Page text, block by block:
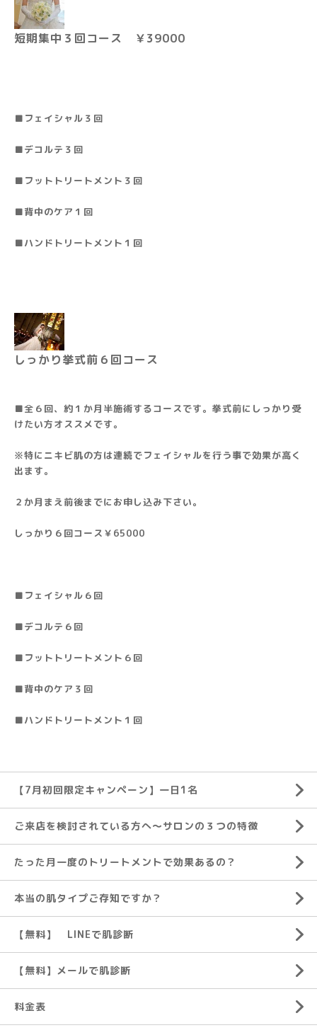
短期集中３回コース ￥39000
■フェイシャル３回
■デコルテ３回
■フットトリートメント３回
■背中のケア１回
■ハンドトリートメント１回
しっかり挙式前６回コース
■全６回、約１か月半施術するコースです。挙式前にしっかり受
けたい方オススメです。
※特にニキビ肌の方は連続でフェイシャルを行う事で効果が高く
出ます。
２か月まえ前後までにお申し込み下さい。
しっかり６回コース￥65000
■フェイシャル６回
■デコルテ６回
■フットトリートメント６回
■背中のケア３回
■ハンドトリートメント１回
【7月初回限定キャンペーン】一日1名
ご来店を検討されている方へ～サロンの３つの特徴
たった月一度のトリートメントで効果あるの？
本当の肌タイプご存知ですか？
【無料】 LINEで肌診断
【無料】メールで肌診断
料金表